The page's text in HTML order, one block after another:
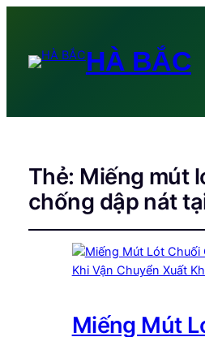
HÀ BẮC
Thẻ: Miếng mút
chống dập nát
Miếng Mút